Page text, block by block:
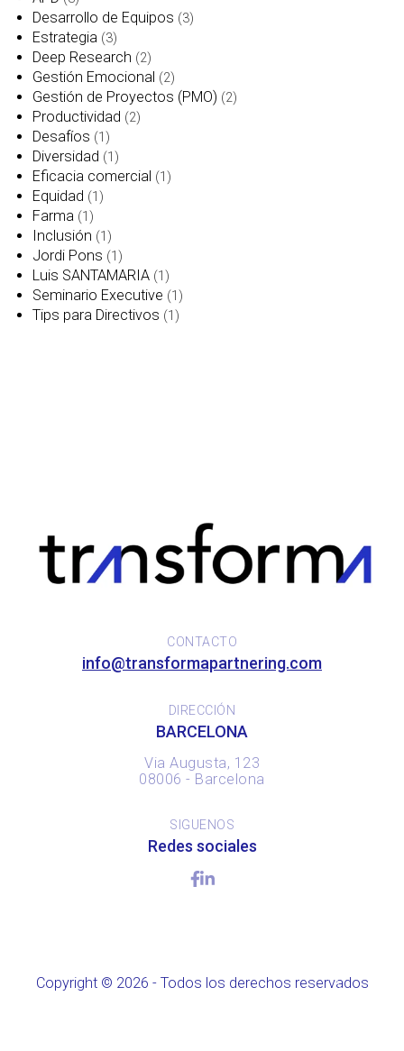
Desarrollo de Equipos (3)
Estrategia (3)
Deep Research (2)
Gestión Emocional (2)
Gestión de Proyectos (PMO) (2)
Productividad (2)
Desafíos (1)
Diversidad (1)
Eficacia comercial (1)
Equidad (1)
Farma (1)
Inclusión (1)
Jordi Pons (1)
Luis SANTAMARIA (1)
Seminario Executive (1)
Tips para Directivos (1)
CONTACTO
info@transformapartnering.com
DIRECCIÓN
BARCELONA
Via Augusta, 123
08006 - Barcelona
SIGUENOS
Redes sociales
Copyright © 2026 - Todos los derechos reservados